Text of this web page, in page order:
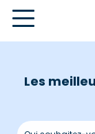
Les